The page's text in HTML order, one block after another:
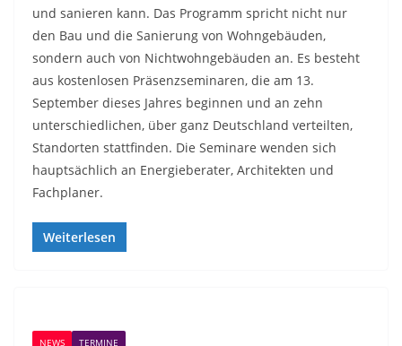
und sanieren kann. Das Programm spricht nicht nur
den Bau und die Sanierung von Wohngebäuden,
sondern auch von Nichtwohngebäuden an. Es besteht
aus kostenlosen Präsenzseminaren, die am 13.
September dieses Jahres beginnen und an zehn
unterschiedlichen, über ganz Deutschland verteilten,
Standorten stattfinden. Die Seminare wenden sich
hauptsächlich an Energieberater, Architekten und
Fachplaner.
Weiterlesen
NEWS TERMINE